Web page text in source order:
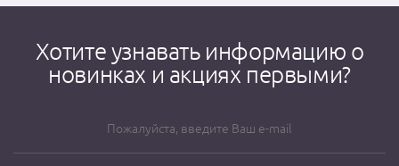
Хотите узнавать информацию о
новинках и акциях первыми?